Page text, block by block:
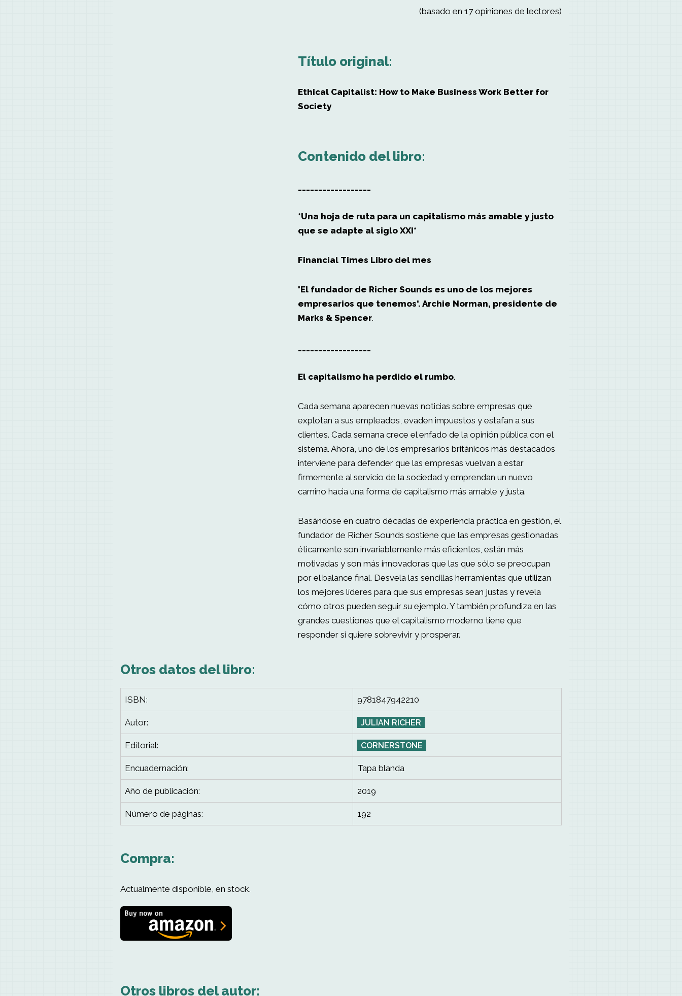
(basado en 17 opiniones de lectores)
Título original:
Ethical Capitalist: How to Make Business Work Better for
Society
Contenido del libro:
__________________
*Una hoja de ruta para un capitalismo más amable y justo
que se adapte al siglo XXI*
Financial Times Libro del mes
'El fundador de Richer Sounds es uno de los mejores
empresarios que tenemos'. Archie Norman, presidente de
Marks & Spencer.
__________________
El capitalismo ha perdido el rumbo.
Cada semana aparecen nuevas noticias sobre empresas que
explotan a sus empleados, evaden impuestos y estafan a sus
clientes. Cada semana crece el enfado de la opinión pública con el
sistema. Ahora, uno de los empresarios británicos más destacados
interviene para defender que las empresas vuelvan a estar
firmemente al servicio de la sociedad y emprendan un nuevo
camino hacia una forma de capitalismo más amable y justa.
Basándose en cuatro décadas de experiencia práctica en gestión, el
fundador de Richer Sounds sostiene que las empresas gestionadas
éticamente son invariablemente más eficientes, están más
motivadas y son más innovadoras que las que sólo se preocupan
por el balance final. Desvela las sencillas herramientas que utilizan
los mejores líderes para que sus empresas sean justas y revela
cómo otros pueden seguir su ejemplo. Y también profundiza en las
grandes cuestiones que el capitalismo moderno tiene que
responder si quiere sobrevivir y prosperar.
Otros datos del libro:
ISBN: 9781847942210
Autor: JULIAN RICHER
Editorial: CORNERSTONE
Encuadernación: Tapa blanda
Año de publicación: 2019
Número de páginas: 192
Compra:
Actualmente disponible, en stock.
Otros libros del autor: